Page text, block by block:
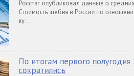
Росстат опубликовал данные о
Стоимость щебня в России по
ку...
По итогам первого
сократились